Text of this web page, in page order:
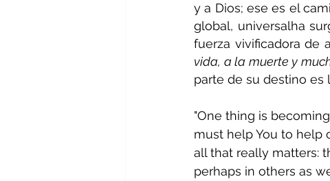
y a Dios; ese es el
global, universalha
fuerza vivificadora de
vida, a la muerte y
parte de su destino es
"One thing is
must help You to help
all that really matters:
perhaps in others as